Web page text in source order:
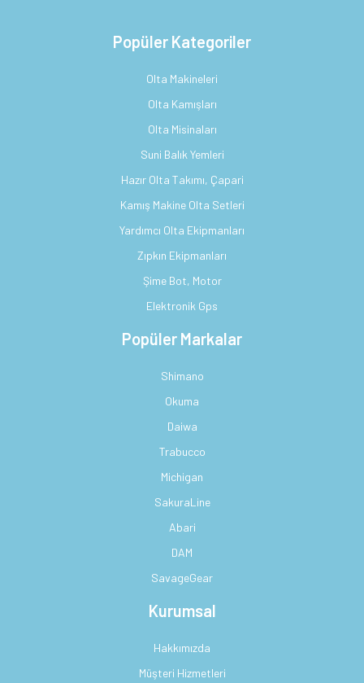
Popüler Kategoriler
Olta Makineleri
Olta Kamışları
Olta Misinaları
Suni Balık Yemleri
Hazır Olta Takımı, Çapari
Kamış Makine Olta Setleri
Yardımcı Olta Ekipmanları
Zıpkın Ekipmanları
Şime Bot, Motor
Elektronik Gps
Popüler Markalar
Shimano
Okuma
Daiwa
Trabucco
Michigan
SakuraLine
Abari
DAM
SavageGear
Kurumsal
Hakkımızda
Müşteri Hizmetleri